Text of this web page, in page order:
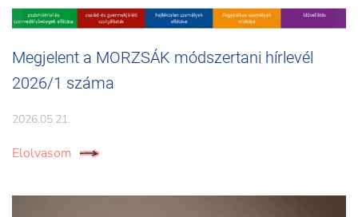
Megjelent a MORZSÁK módszertani hírlevél
2026/1 száma
2026.05.21.
Elolvasom